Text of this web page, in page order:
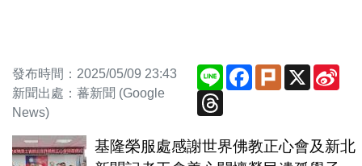
發布時間：2025/05/09 23:43
新聞出處：蕃新聞 (Google
News)
Line Facebook
Plurk X
基隆榮服處感謝世界佛教正心會及新北